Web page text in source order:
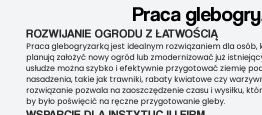
Praca
ROZWIJANIE OGRODU Z ŁATWOŚCIĄ
Praca glebogryzarką jest idealnym rozwiązaniem dla osób,
planują założyć nowy ogród lub zmodernizować już
usłudze można szybko i efektywnie przygotować ziemię
nasadzenia, takie jak trawniki, rabaty kwiatowe czy
rozwiązanie pozwala na zaoszczędzenie czasu i wysiłku,
by było poświęcić na ręczne przygotowanie gleby.